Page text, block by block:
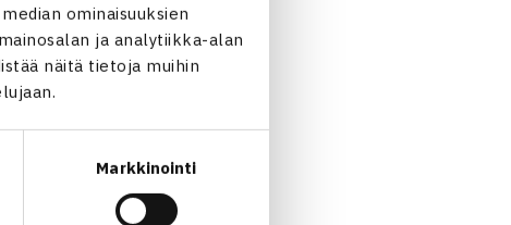
ominaisuuksien
ja analytiikka-alan
näitä tietoja muihin
Markkinointi